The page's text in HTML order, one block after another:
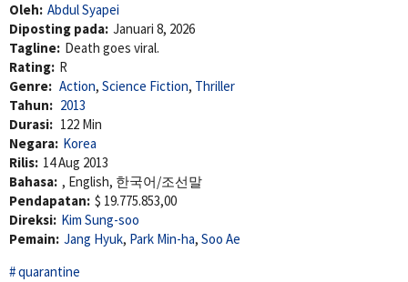
Oleh: Abdul Syapei
Diposting pada: Januari 8, 2026
Tagline: Death goes viral.
Rating: R
Genre: Action, Science Fiction, Thriller
Tahun: 2013
Durasi: 122 Min
Negara: Korea
Rilis: 14 Aug 2013
Bahasa: , English, 한국어/조선말
Pendapatan: $ 19.775.853,00
Direksi: Kim Sung-soo
Pemain: Jang Hyuk, Park Min-ha, Soo Ae
quarantine